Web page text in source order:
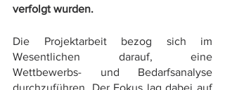
verfolgt wurden.
Die Projektarbeit bezog sich im
Wesentlichen darauf, eine
Wettbewerbs- und Bedarfsanalyse
durchzuführen. Der Fokus lag dabei auf